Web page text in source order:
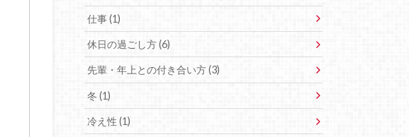
仕事 (1)
休日の過ごし方 (6)
先輩・年上との付き合い方 (3)
冬 (1)
冷え性 (1)